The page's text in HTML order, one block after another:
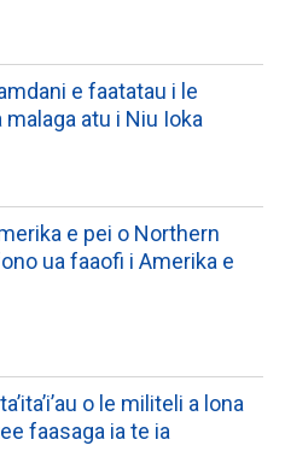
e faatatau i le
malaga atu i Niu Ioka
e pei o Northern
ua faaofi i Amerika e
o le militeli a lona
faasaga ia te ia